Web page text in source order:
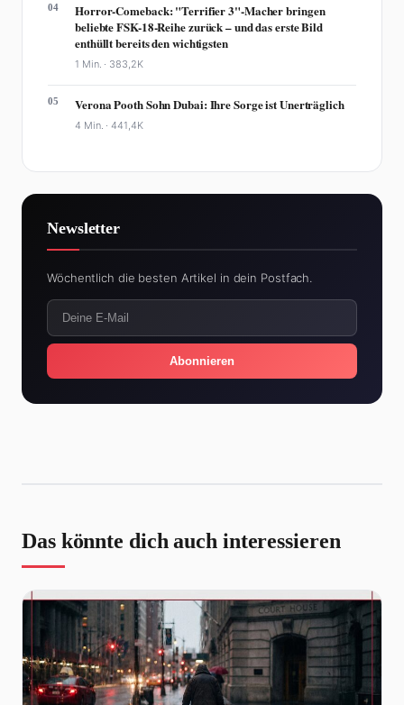
04
Horror-Comeback: "Terrifier 3"-Macher bringen
beliebte FSK-18-Reihe zurück – und das erste Bild
enthüllt bereits den wichtigsten
1 Min. · 383,2K
05 Verona Pooth Sohn Dubai: Ihre Sorge ist Unerträglich
4 Min. ·441,4K
Newsletter
Wöchentlich die besten Artikel in dein Postfach.
Abonnieren
Das könnte dich auch interessieren